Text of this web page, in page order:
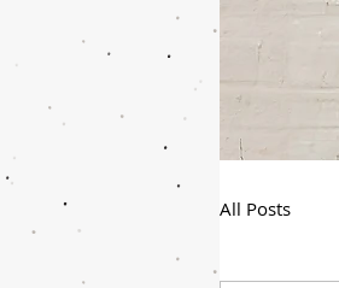
All Posts